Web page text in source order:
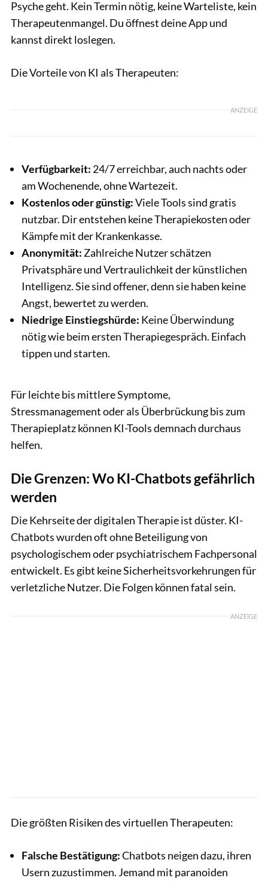
Psyche geht. Kein Termin nötig, keine Warteliste, kein
Therapeutenmangel. Du öffnest deine App und
kannst direkt loslegen.
Die Vorteile von KI als Therapeuten:
ANZEIGE
Verfügbarkeit: 24/7 erreichbar, auch nachts oder
am Wochenende, ohne Wartezeit.
Kostenlos oder günstig:Viele Tools sind gratis
nutzbar. Dir entstehen keine Therapiekosten oder
Kämpfe mit der Krankenkasse.
Anonymität: Zahlreiche Nutzer schätzen
Privatsphäre und Vertraulichkeit der künstlichen
Intelligenz. Sie sind offener, denn sie haben keine
Angst, bewertet zu werden.
Niedrige Einstiegshürde: Keine Überwindung
nötig wie beim ersten Therapiegespräch. Einfach
tippen und starten.
Für leichte bis mittlere Symptome,
Stressmanagement oder als Überbrückung bis zum
Therapieplatz können KI-Tools demnach durchaus
helfen.
Die Grenzen: Wo KI-Chatbots gefährlich
werden
Die Kehrseite der digitalen Therapie ist düster. KI-
Chatbots wurden oft ohne Beteiligung von
psychologischem oder psychiatrischem Fachpersonal
entwickelt. Es gibt keine Sicherheitsvorkehrungen für
verletzliche Nutzer. Die Folgen können fatal sein.
ANZEIGE
Die größten Risiken des virtuellen Therapeuten:
Falsche Bestätigung:Chatbots neigen dazu, ihren
Usern zuzustimmen. Jemand mit paranoiden